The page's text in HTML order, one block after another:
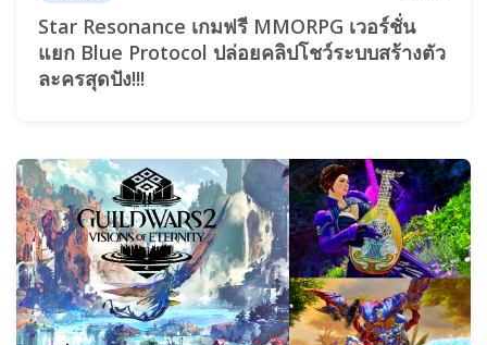
Star Resonance เกมฟรี MMORPG เวอร์ชั่น
แยก Blue Protocol ปล่อยคลิปโชว์ระบบสร้างตัว
ละครสุดปัง!!!